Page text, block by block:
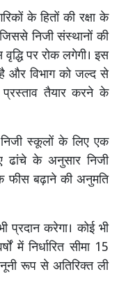
के हितों की रक्षा के
निजी संस्थानों की
पर रोक लगेगी। इस
है और विभाग को जल्द से
तैयार करने के
स्कूलों के लिए एक
ढांचे के अनुसार निजी
फीस बढ़ाने की अनुमति
प्रदान करेगा। कोई भी
में निर्धारित सीमा 15
रूप से अतिरिक्त ली